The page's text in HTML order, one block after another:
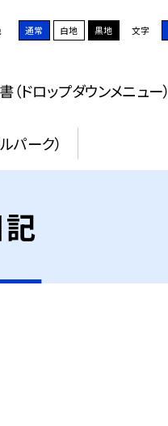
通常 白地 黒地 文字
（ドロップダウンメニュー）
パーク）